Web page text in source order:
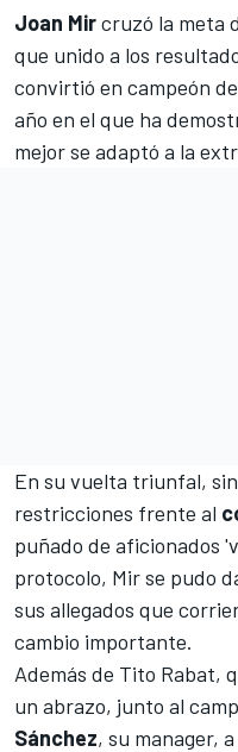
Joan Mircruzó la meta
que unido a los
convirtió en campeón
año en el que ha
mejor se adaptó a la
En su vuelta triunfal,
restricciones frente al
puñado de aficionados
protocolo, Mir se pudo
sus allegados que
cambio importante.
Además de Tito Rabat,
un abrazo, junto al
Sánchez, su manager, a